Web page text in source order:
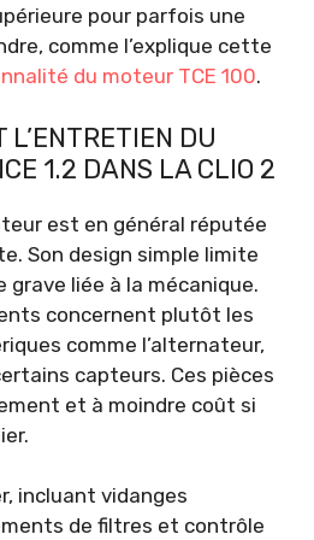
pour parfois une
comme l’explique cette
du moteur TCE 100.
DU
1.2 DANS LA CLIO 2
est en général réputée
Son design simple limite
grave liée à la mécanique.
concernent plutôt les
comme l’alternateur,
capteurs. Ces pièces
et à moindre coût si
incluant vidanges
de filtres et contrôle